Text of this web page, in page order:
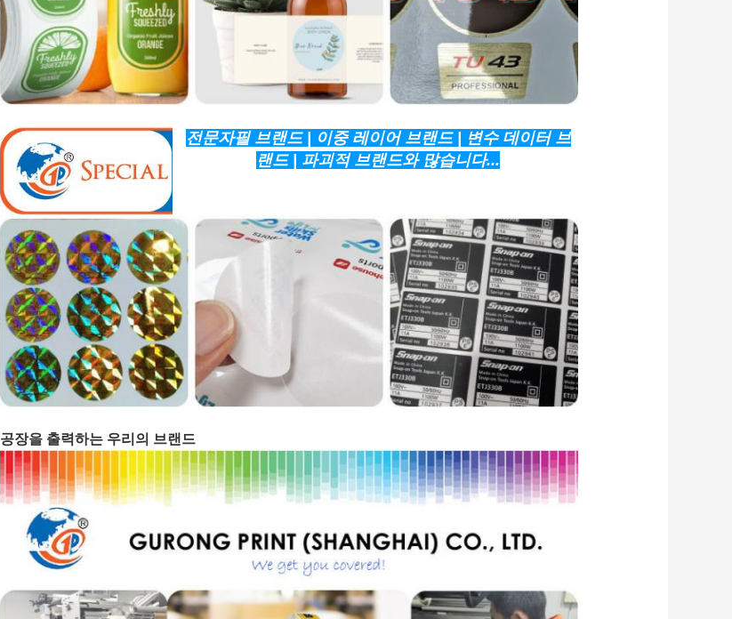
전문자필 브랜드 | 이중 레이어 브랜드 | 변수 데이터 브
랜드 | 파괴적 브랜드와 많습니다...
공장을 출력하는 우리의 브랜드